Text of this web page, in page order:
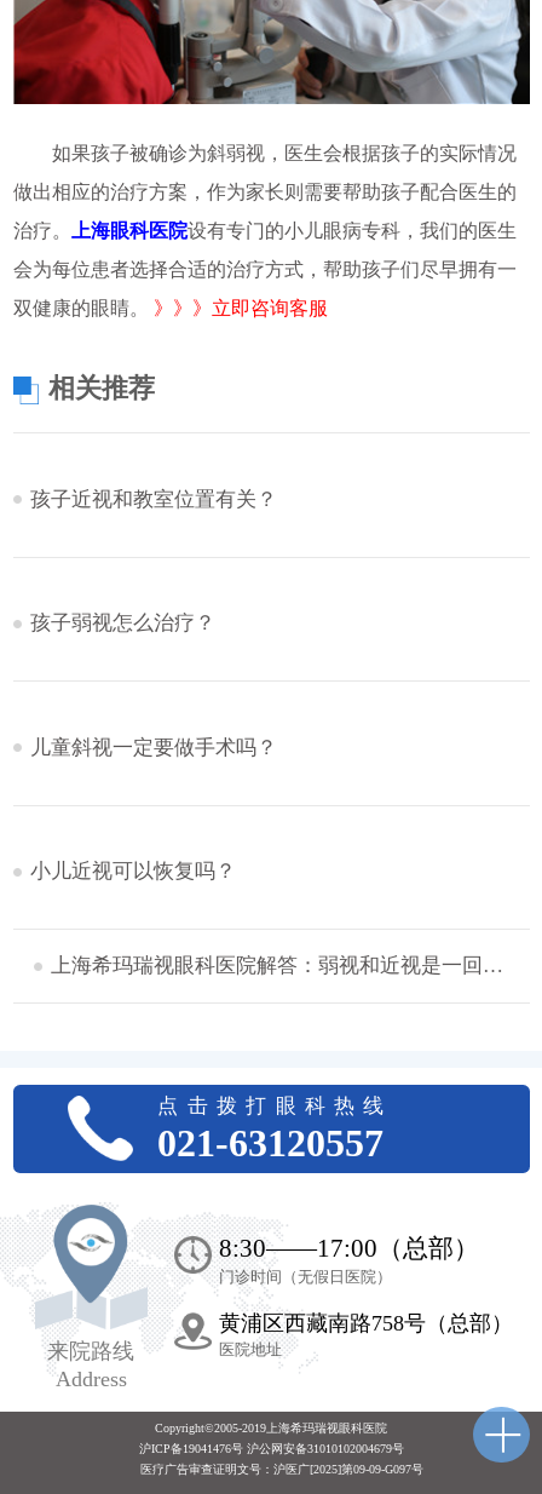
如果孩子被确诊为斜弱视，医生会根据孩子的实际情况
做出相应的治疗方案，作为家长则需要帮助孩子配合医生的
治疗。
上海眼科医院设有专门的小儿眼病专科，我们的医生
会为每位患者选择合适的治疗方式，帮助孩子们尽早拥有一
双健康的眼睛。 》》》立即咨询客服
相关推荐
孩子近视和教室位置有关？
孩子弱视怎么治疗？
儿童斜视一定要做手术吗？
小儿近视可以恢复吗？
上海希玛瑞视眼科医院解答：弱视和近视是一回事吗？
点击拨打眼科热线
021-63120557
来院路线
Address
8:30——17:00（总部）
门诊时间（无假日医院）
黄浦区西藏南路758号（总部）
医院地址
Copyright©2005-2019上海希玛瑞视眼科医院
沪ICP备19041476号 沪公网安备31010102004679号
医疗广告审查证明文号： 沪医广[2025]第09-09-G097号